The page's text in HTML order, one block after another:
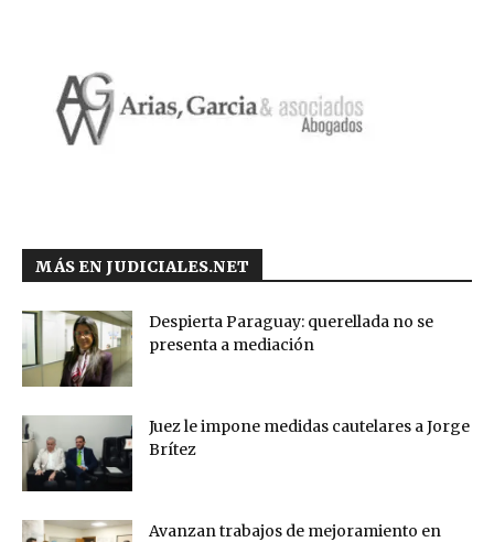
MÁS EN JUDICIALES.NET
Despierta Paraguay: querellada no se
presenta a mediación
Juez le impone medidas cautelares a Jorge
Brítez
Avanzan trabajos de mejoramiento en